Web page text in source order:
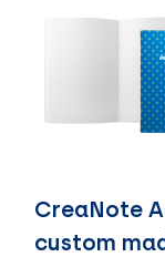
CreaNote
custom